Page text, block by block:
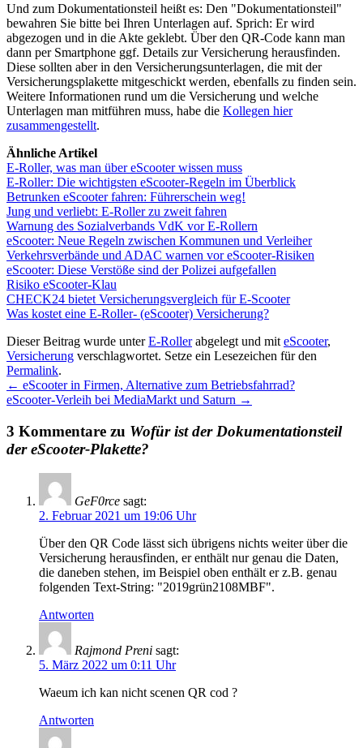
Und zum Dokumentationsteil heißt es: Den "Dokumentationsteil"
bewahren Sie bitte bei Ihren Unterlagen auf. Sprich: Er wird
abgezogen und in die Akte geklebt. Über den QR-Code kann man
dann per Smartphone ggf. Details zur Versicherung herausfinden.
Diese sollten aber in den Versicherungsunterlagen, die mit der
Versicherungsplakette mitgeschickt werden, ebenfalls zu finden sein.
Weitere Informationen rund um die Versicherung und welche
Unterlagen man mitführen muss, habe die Kollegen hier
zusammengestellt.
Ähnliche Artikel
E-Roller, was man über eScooter wissen muss
E-Roller: Die wichtigsten eScooter-Regeln im Überblick
Betrunken eScooter fahren: Führerschein weg!
Jung und verliebt: E-Roller zu zweit fahren
Warnung des Sozialverbands VdK vor E-Rollern
eScooter: Neue Regeln zwischen Kommunen und Verleiher
Verkehrsverbände und ADAC warnen vor eScooter-Risiken
eScooter: Diese Verstöße sind der Polizei aufgefallen
Risiko eScooter-Klau
CHECK24 bietet Versicherungsvergleich für E-Scooter
Was kostet eine E-Roller- (eScooter) Versicherung?
Dieser Beitrag wurde unterE-Rollerabgelegt und mit eScooter,
Versicherung verschlagwortet. Setze ein Lesezeichen für den
Permalink.
← eScooter in Firmen, Alternative zum Betriebsfahrrad?
eScooter-Verleih bei MediaMarkt und Saturn →
3 Kommentare zu Wofür ist der Dokumentationsteil
der eScooter-Plakette?
GeF0rce sagt:
2. Februar 2021 um 19:06 Uhr
Über den QR Code lässt sich übrigens nichts weiter über die
Versicherung herausfinden, er enthält nur genau die Daten,
die daneben stehen, im Beispiel oben enthält er z.B. genau
folgenden Text-String: "2019grün2108MBF".
Antworten
Rajmond Preni sagt:
5. März 2022 um 0:11 Uhr
Waeum ich kan nicht scenen QR cod ?
Antworten